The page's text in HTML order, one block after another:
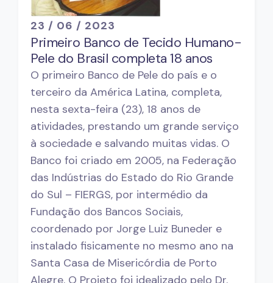
23 / 06 / 2023
Primeiro Banco de Tecido Humano-
Pele do Brasil completa 18 anos
O primeiro Banco de Pele do país e o
terceiro da América Latina, completa,
nesta sexta-feira (23), 18 anos de
atividades, prestando um grande serviço
à sociedade e salvando muitas vidas. O
Banco foi criado em 2005, na Federação
das Indústrias do Estado do Rio Grande
do Sul – FIERGS, por intermédio da
Fundação dos Bancos Sociais,
coordenado por Jorge Luiz Buneder e
instalado fisicamente no mesmo ano na
Santa Casa de Misericórdia de Porto
Alegre. O Projeto foi idealizado pelo Dr.